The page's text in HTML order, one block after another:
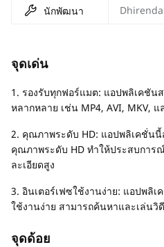
นักพัฒนา
จุดเด่น
1. รองรับทุกฟอร์แมต: แอปพลิเคชัน
หลากหลาย เช่น MP4, AVI, MKV,
2. คุณภาพระดับ HD: แอปพลิเคชั่น
คุณภาพระดับ HD ทำให้ประสบการ
ละเอียดสูง
3. อินเตอร์เฟซใช้งานง่าย: แอปพลิ
ใช้งานง่าย สามารถค้นหาและเล่นวิ
จุดด้อย